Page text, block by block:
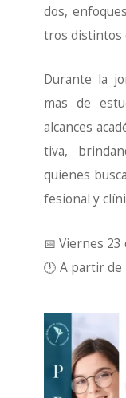
dos,
tros dis­tin­tos
Duran­te la
mas de
alcan­ces
ti­va,
quie­nes
fe­sio­nal y
📅 Vier­nes 23
🕛 A par­tir de